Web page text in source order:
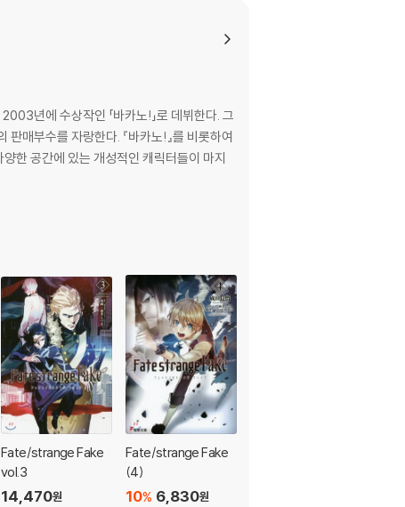
년에 수상작인 「바카노!」로 데뷔한다. 그
매부수를 자랑한다. 『바카노!』를 비롯하여
Fate/strange Fake
vol.3
14,470원
Fate/strange Fake
(4)
6,830원
10%